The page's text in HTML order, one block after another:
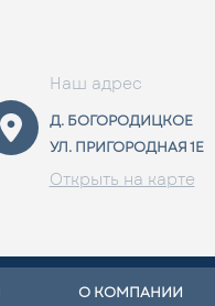
Наш адрес
Д. БОГОРОДИЦКОЕ
УЛ. ПРИГОРОДНАЯ 1Е
Открыть на карте
О КОМПАНИИ